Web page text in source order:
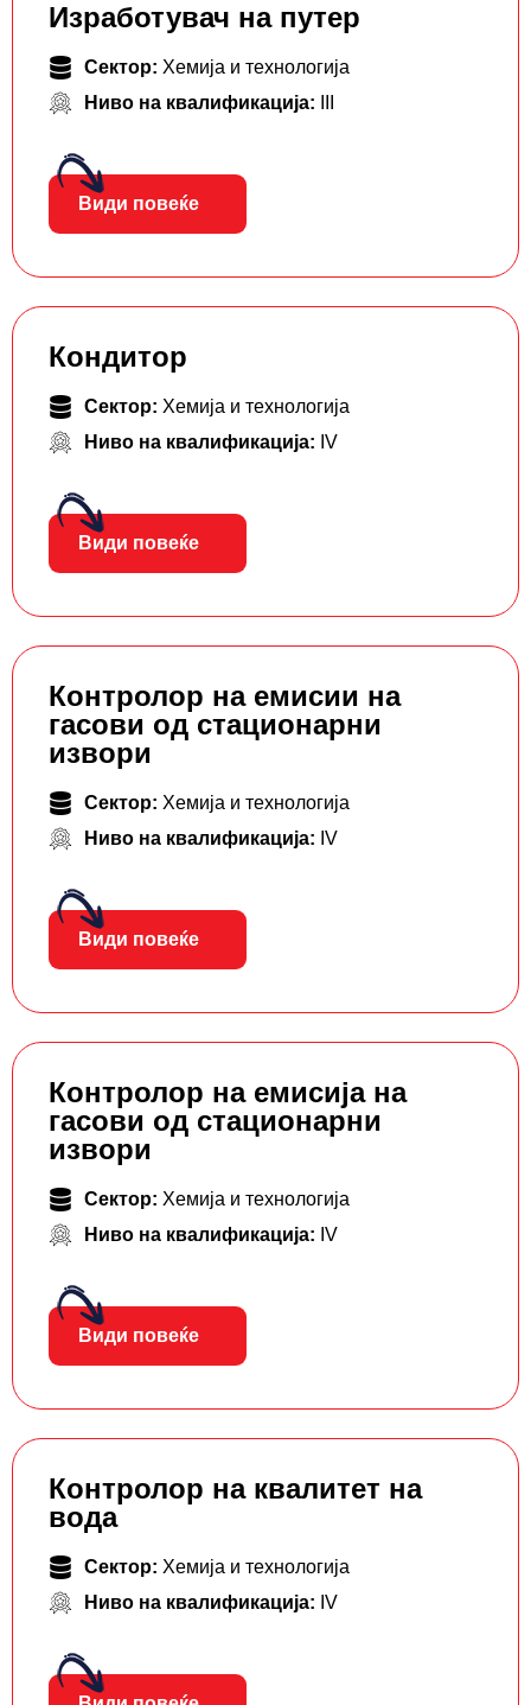
Изработувач на путер
Сектор: Хемија и технологија
Ниво на квалификација:
Види повеќе
Кондитор
Сектор: Хемија и технологија
Ниво на квалификација: IV
Види повеќе
Контролор на емисии на
гасови од стационарни
извори
Сектор: Хемија и технологија
Ниво на квалификација: IV
Види повеќе
Контролор на емисија на
гасови од стационарни
извори
Сектор: Хемија и технологија
Ниво на квалификација: IV
Види повеќе
Контролор на квалитет на
вода
Сектор: Хемија и технологија
Ниво на квалификација: IV